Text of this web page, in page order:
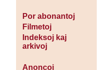
Por abonantoj
Filmetoj
Indeksoj kaj
arkivoj
Anoncoj